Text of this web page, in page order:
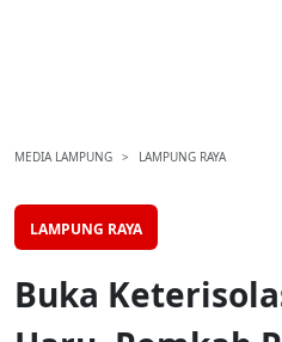
MEDIA LAMPUNG LAMPUNG RAYA
LAMPUNG RAYA
Buka